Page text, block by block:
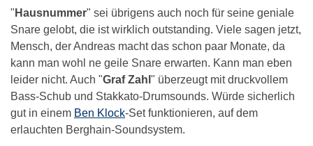
" Hausnummer" sei übrigens auch noch für seine geniale
Snare gelobt, die ist wirklich outstanding. Viele sagen jetzt,
Mensch, der Andreas macht das schon paar Monate, da
kann man wohl ne geile Snare erwarten. Kann man eben
leider nicht. Auch "Graf Zahl " überzeugt mit druckvollem
Bass-Schub und Stakkato-Drumsounds. Würde sicherlich
gut in einem Ben Klock-Set funktionieren, auf dem
erlauchten Berghain-Soundsystem.